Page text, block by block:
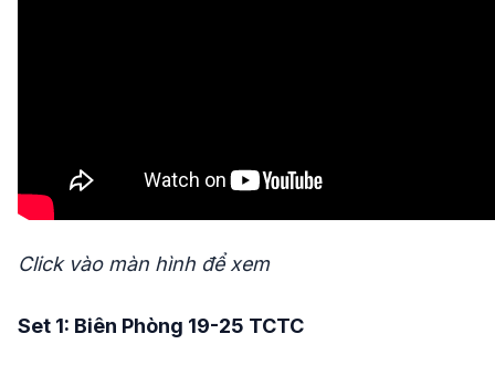
Click vào màn hình để xem
Set 1: Biên Phòng 19-25 TCTC